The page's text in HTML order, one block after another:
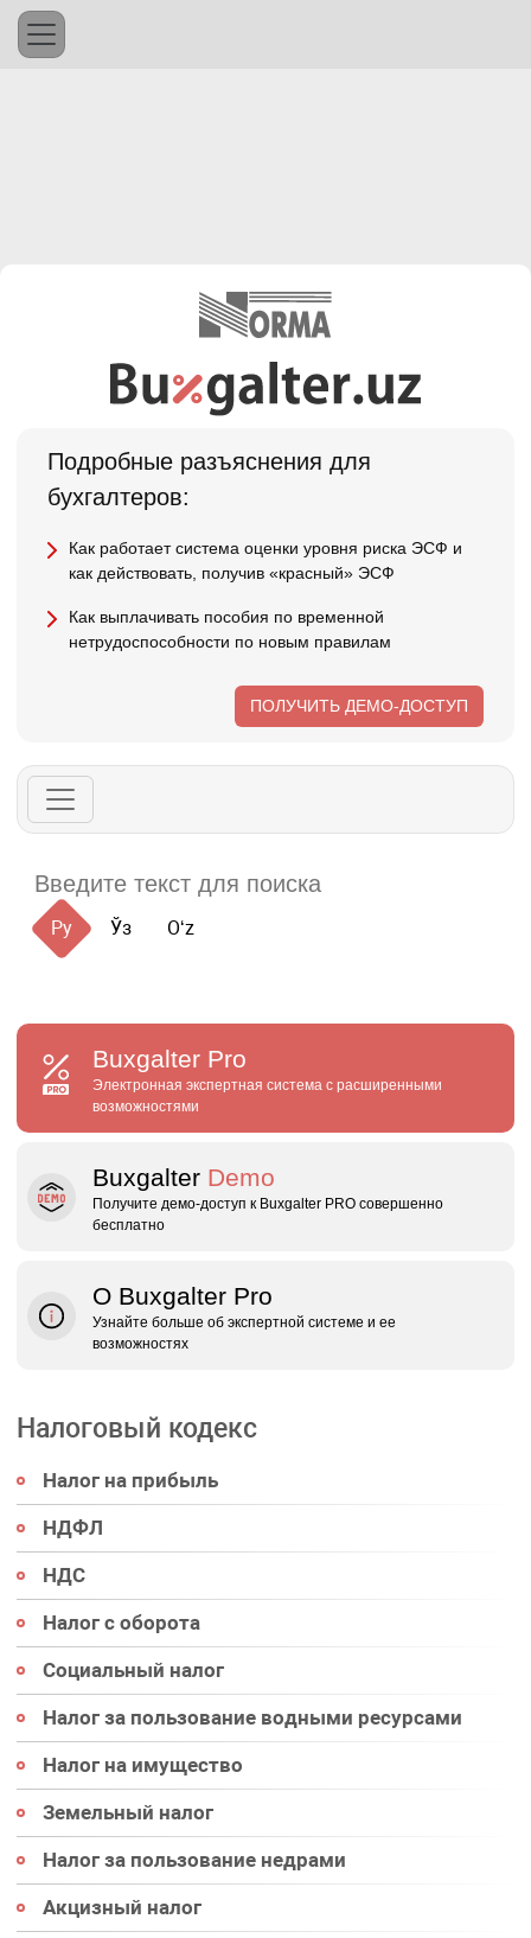
Подробные разъяснения для
бухгалтеров:
Как работает система оценки уровня риска ЭСФ и
как действовать, получив «красный» ЭСФ
Как выплачивать пособия по временной
нетрудоспособности по новым правилам
ПОЛУЧИТЬ ДЕМО-ДОСТУП
Ру Ўз Oʻz
Buxgalter Pro
Электронная экспертная система с расширенными
возможностями
Buxgalter Demo
Получите демо‑доступ к Buxgalter PRO совершенно
бесплатно
О Buxgalter Pro
Узнайте больше об экспертной системе и ее
возможностях
Налоговый кодекс
Налог на прибыль
НДФЛ
НДС
Налог с оборота
Социальный налог
Налог за пользование водными ресурсами
Налог на имущество
Земельный налог
Налог за пользование недрами
Акцизный налог